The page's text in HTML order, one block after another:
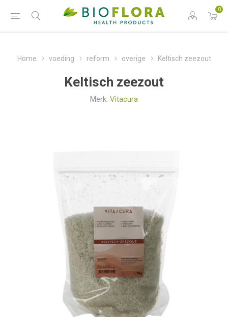
0
Home voeding reform overige Keltisch zeezout
Keltisch zeezout
Merk: Vitacura